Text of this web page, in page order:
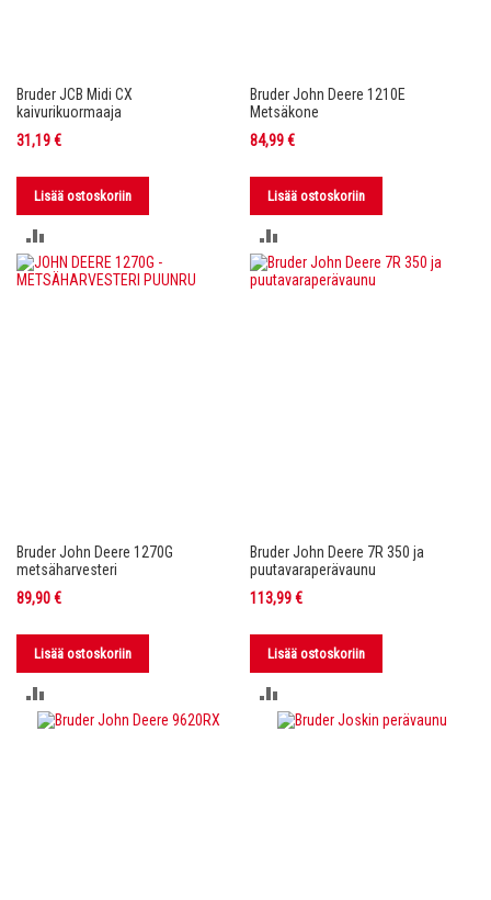
Bruder JCB Midi CX
kaivurikuormaaja
31,19 €
Lisää ostoskoriin
VERTAILUUN
Bruder John Deere 1210E
Metsäkone
84,99 €
Lisää ostoskoriin
VERTAILUUN
Bruder John Deere 1270G
metsäharvesteri
89,90 €
Lisää ostoskoriin
VERTAILUUN
Bruder John Deere 7R 350 ja
puutavaraperävaunu
113,99 €
Lisää ostoskoriin
VERTAILUUN